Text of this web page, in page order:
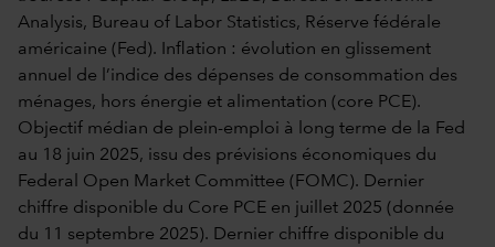
Analysis, Bureau of Labor Statistics, Réserve fédérale
américaine (Fed). Inflation : évolution en glissement
annuel de l’indice des dépenses de consommation des
ménages, hors énergie et alimentation (core PCE).
Objectif médian de plein-emploi à long terme de la Fed
au 18 juin 2025, issu des prévisions économiques du
Federal Open Market Committee (FOMC). Dernier
chiffre disponible du Core PCE en juillet 2025 (donnée
du 11 septembre 2025). Dernier chiffre disponible du